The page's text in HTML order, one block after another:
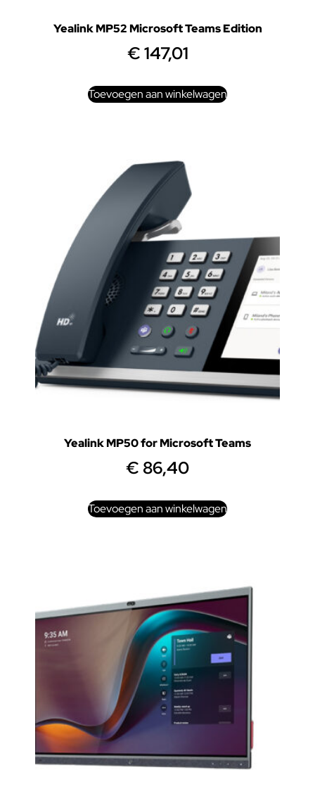
Yealink MP52 Microsoft Teams Edition
€147,01
Toevoegen aan winkelwagen
Yealink MP50 for Microsoft Teams
€ 86,40
Toevoegen aan winkelwagen